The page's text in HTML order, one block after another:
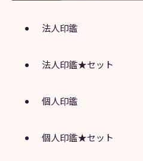
法人印鑑
法人印鑑★セット
個人印鑑
個人印鑑★セット